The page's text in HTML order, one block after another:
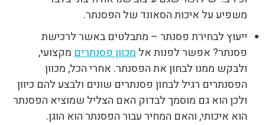
משפיע על איכות הסאונד של הפסנתר.
ייעוץ לבחירת פסנתר – מתבלטים באשר לרכישת
פסנתר? אפשר לפנות אלמכוון פסנתריםמקצועי,
ולבקש ממנו לבחון את הפסנתר. אחרי הכל, מכוון
הפסנתרים רגיל לבחון פסנתרים שונים ולבצע להם כיוון
ולכן הוא גם מוסמך לבדוק האם הצליל שמוציא הפסנתר
הוא איכותי, והאם המחיר עבור הפסנתר הוא הוגן.